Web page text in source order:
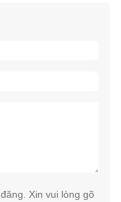
Xin vui lòng gõ